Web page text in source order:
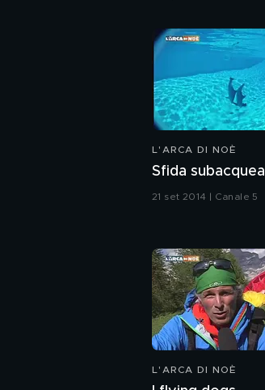
L'ARCA DI NOÈ
Sfida subacquea
21 set 2014 | Canale 5
L'ARCA DI NOÈ